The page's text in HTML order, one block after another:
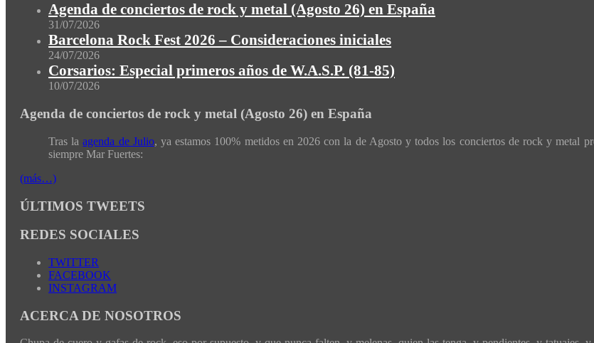
Agenda de conciertos de rock y metal (Agosto 26) en España
31/07/2026
Barcelona Rock Fest 2026 – Consideraciones iniciales
24/07/2026
Corsarios: Especial primeros años de W.A.S.P. (81-85)
10/07/2026
Agenda de conciertos de rock y metal (Agosto 26) en España
Tras laagenda de Julio, ya estamos 100% metidos en 2026 con la de Agosto y todos los conciertos de rock y metal
siempre Mar Fuertes:
(más…)
ÚLTIMOS TWEETS
REDES SOCIALES
TWITTER
FACEBOOK
INSTAGRAM
ACERCA DE NOSOTROS